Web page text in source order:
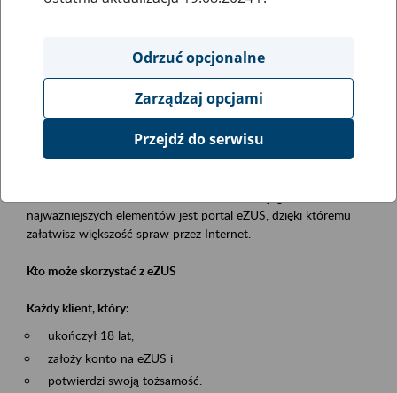
obsługa klientów
Event description
Platforma Usług Elektronicznych eZUS
najważniejszych elementów jest portal eZUS, dzięki któremu
załatwisz większość spraw przez Internet.
Kto może skorzystać z eZUS
Każdy klient, który:
ukończył 18 lat,
założy konto na eZUS i
potwierdzi swoją tożsamość.
Odrzuć opcjonalne
Zarządzaj opcjami
Przejdź do serwisu